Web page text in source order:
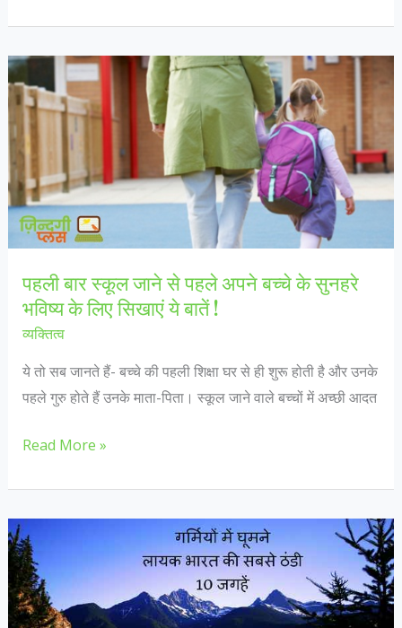
गर्मियों
के
साथ
आने
वाली
ये
पांच
बीमारियाँ,
कारण
और
बचाव
पहली बार स्कूल जाने से पहले अपने बच्चे के सुनहरे
भविष्य के लिए सिखाएं ये बातें !
व्यक्तित्व
ये तो सब जानते हैं- बच्चे की पहली शिक्षा घर से ही शुरू होती है और उनके
पहले गुरु होते हैं उनके माता-पिता। स्कूल जाने वाले बच्चों में अच्छी आदत
पहली
स्कूल
जाने
से
पहले
अपने
Read More »